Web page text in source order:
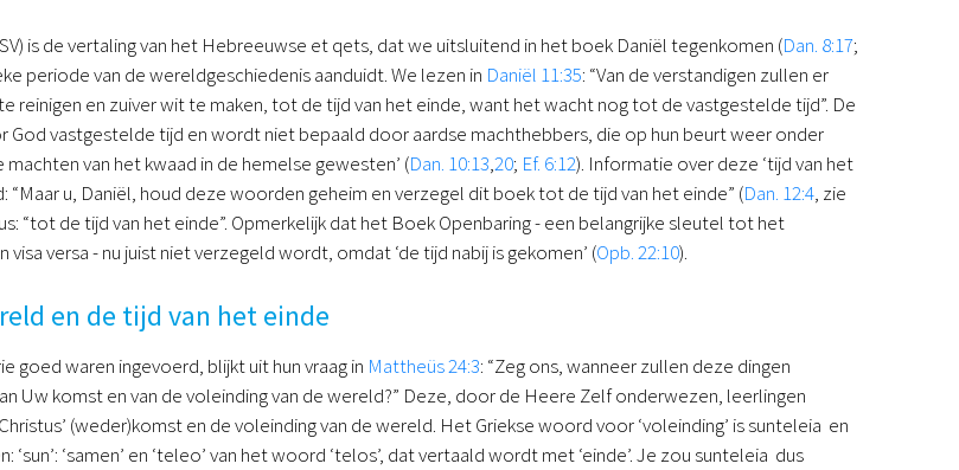
is de vertaling van het Hebreeuwse et qets, dat we uitsluitend in het boek Daniël tegenkomen (Dan. 8:17;
periode van de wereldgeschiedenis aanduidt. We lezen in Daniël 11:35: “Van de verstandigen zullen er
reinigen en zuiver wit te maken, tot de tijd van het einde, want het wacht nog tot de vastgestelde tijd”. De
God vastgestelde tijd en wordt niet bepaald door aardse machthebbers, die op hun beurt weer onder
machten van het kwaad in de hemelse gewesten’ (Dan. 10:13,20; Ef. 6:12). Informatie over deze ‘tijd van het
“Maar u, Daniël, houd deze woorden geheim en verzegel dit boek tot de tijd van het einde” (Dan. 12:4, zie
“tot de tijd van het einde”. Opmerkelijk dat het Boek Openbaring - een belangrijke sleutel tot het
versa - nu juist niet verzegeld wordt, omdat ‘de tijd nabij is gekomen’ (Opb. 22:10).
en de tijd van het einde
goed waren ingevoerd, blijkt uit hun vraag in Mattheüs 24:3: “Zeg ons, wanneer zullen deze dingen
Uw komst en van de voleinding van de wereld?” Deze, door de Heere Zelf onderwezen, leerlingen
(weder)komst en de voleinding van de wereld. Het Griekse woord voor ‘voleinding’ is sunteleia en
‘samen’ en ‘teleo’ van het woord ‘telos’, dat vertaald wordt met ‘einde’. Je zou sunteleia dus
Geschiedenis
Actueel
ANBI
Veelgestelde vragen
Contact
Doneren